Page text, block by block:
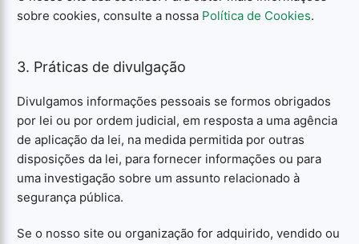
sobre cookies, consulte a nossa Política de Cookies.
3. Práticas de divulgação
Divulgamos informações pessoais se formos obrigados
por lei ou por ordem judicial, em resposta a uma agência
de aplicação da lei, na medida permitida por outras
disposições da lei, para fornecer informações ou para
uma investigação sobre um assunto relacionado à
segurança pública.
Se o nosso site ou organização for adquirido, vendido ou